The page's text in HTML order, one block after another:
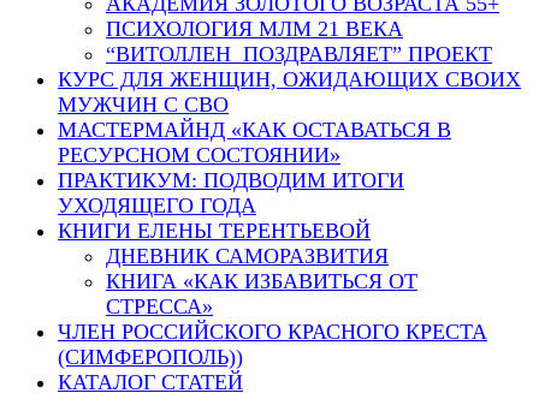
ПСИХОЛОГИЯ МЛМ 21 ВЕКА
“ВИТОЛЛЕН ПОЗДРАВЛЯЕТ” ПРОЕКТ
КУРС ДЛЯ ЖЕНЩИН, ОЖИДАЮЩИХ СВОИХ
МУЖЧИН С СВО
МАСТЕРМАЙНД «КАК ОСТАВАТЬСЯ В
РЕСУРСНОМ СОСТОЯНИИ»
ПРАКТИКУМ: ПОДВОДИМ ИТОГИ
УХОДЯЩЕГО ГОДА
КНИГИ ЕЛЕНЫ ТЕРЕНТЬЕВОЙ
ДНЕВНИК САМОРАЗВИТИЯ
КНИГА «КАК ИЗБАВИТЬСЯ ОТ
СТРЕССА»
ЧЛЕН РОССИЙСКОГО КРАСНОГО КРЕСТА
(СИМФЕРОПОЛЬ))
КАТАЛОГ СТАТЕЙ